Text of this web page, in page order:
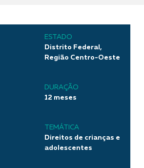
ESTADO
Distrito Federal,
Região Centro-Oeste
DURAÇÃO
12 meses
TEMÁTICA
Direitos de crianças e
adolescentes